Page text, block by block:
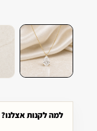
למה לקנות אצלנו?